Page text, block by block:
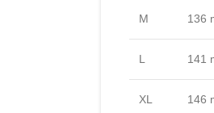
M 136
L 141
XL 146